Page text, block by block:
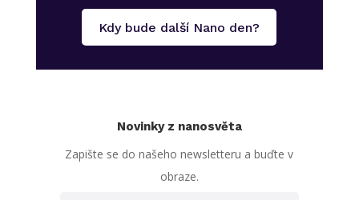
Kdy bude další Nano den?
Novinky z nanosvěta
Zapište se do našeho newsletteru a buďte v
obraze.